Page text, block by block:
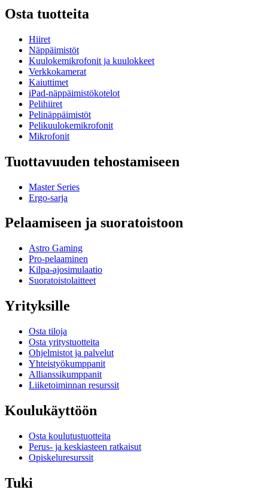
Osta tuotteita
Hiiret
Näppäimistöt
Kuulokemikrofonit ja kuulokkeet
Verkkokamerat
Kaiuttimet
iPad-näppäimistökotelot
Pelihiiret
Pelinäppäimistöt
Pelikuulokemikrofonit
Mikrofonit
Tuottavuuden tehostamiseen
Master Series
Ergo-sarja
Pelaamiseen ja suoratoistoon
Astro Gaming
Pro-pelaaminen
Kilpa-ajosimulaatio
Suoratoistolaitteet
Yrityksille
Osta tiloja
Osta yritystuotteita
Ohjelmistot ja palvelut
Yhteistyökumppanit
Allianssikumppanit
Liiketoiminnan resurssit
Koulukäyttöön
Osta koulutustuotteita
Perus- ja keskiasteen ratkaisut
Opiskeluresurssit
Tuki